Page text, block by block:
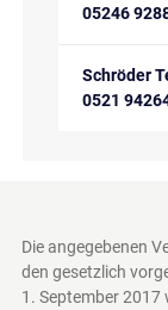
05246
Schröder
0521
Die angegebenen
den gesetzlich
1. September